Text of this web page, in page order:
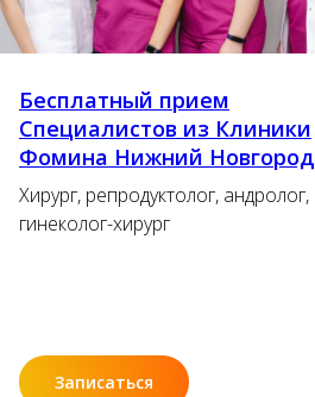
Бесплатный прием
Специалистов из Клиники
Фомина Нижний Новгород
Хирург, репродуктолог, андролог,
гинеколог-хирург
Записаться